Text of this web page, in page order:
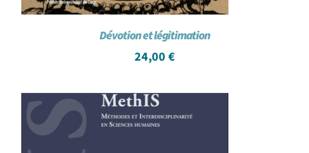
Dévotion et légitimation
24,00 €